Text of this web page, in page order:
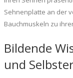
Sehnenplatte an der
Bauchmuskeln zu
Bildende
und